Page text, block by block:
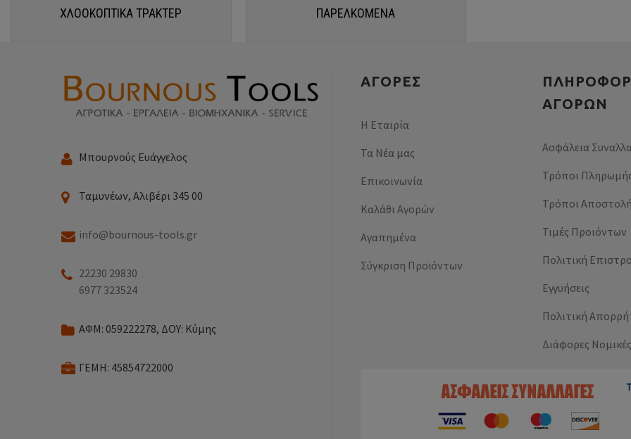
ΧΛΟΟΚΟΠΤΙΚΑ ΤΡΑΚΤΕΡ ΠΑΡΕΛΚΟΜΕΝΑ
Μπουρνούς Ευάγγελος
Ταμυνέων, Αλιβέρι 345 00
info@bournous-tools.gr
22230 29830
6977 323524
ΑΦΜ: 059222278, ΔΟΥ: Κύμης
ΓΕΜΗ: 45854722000
ΑΓΟΡΕΣ
Η Εταιρία
Τα Νέα μας
Επικοινωνία
Καλάθι Αγορών
Αγαπημένα
Σύγκριση Προϊόντων
ΑΓΟΡΏΝ
Ασφάλεια
Τρόποι
Τρόποι
Τιμές Προιόντων
Πολιτική
Εγγυήσεις
Πολιτική
Διάφορες